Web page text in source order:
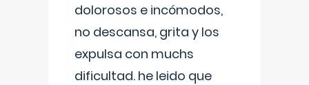
dolorosos e incómodos,
no descansa, grita y los
expulsa con muchs
dificultad. he leido que